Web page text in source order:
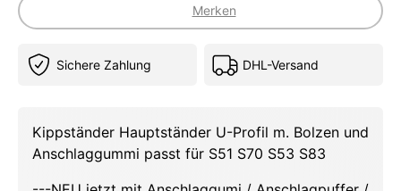
Merken
Sichere Zahlung DHL-Versand
Kippständer Hauptständer U-Profil m. Bolzen und
Anschlaggummi passt für S51 S70 S53 S83